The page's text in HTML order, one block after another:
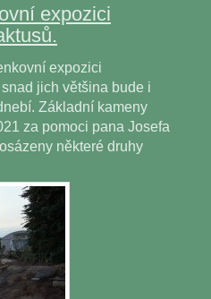
expozici
expozici
jich většina bude i
Základní kameny
za pomoci pana Josefa
některé druhy